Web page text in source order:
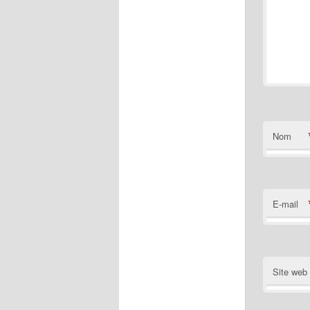
Nom
E-mail
Site web